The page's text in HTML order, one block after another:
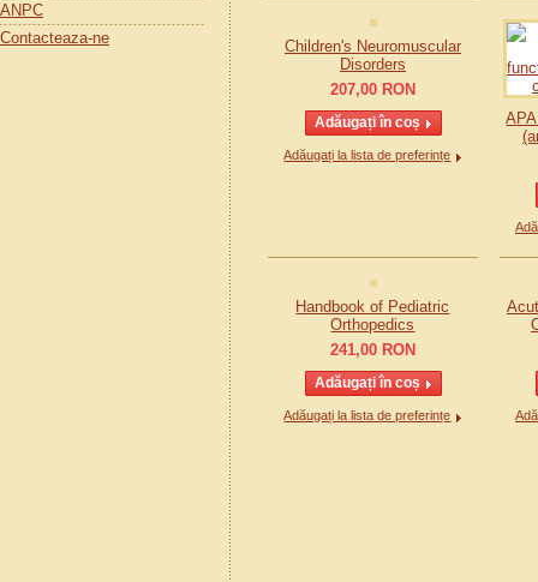
Children's Neuromuscular
Disorders
207,00 RON
Adăugați la lista de preferințe
Handbook of Pediatric
Orthopedics
241,00 RON
Adăugați la lista de preferințe
ANPC
Contacteaza-ne